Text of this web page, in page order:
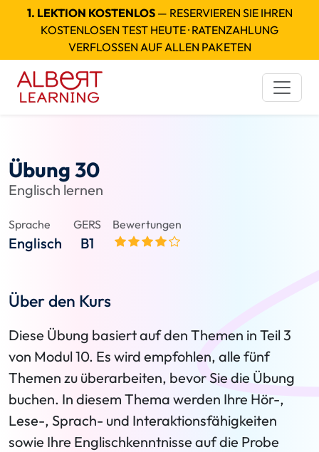
1. LEKTION KOSTENLOS— RESERVIEREN SIE IHREN
KOSTENLOSEN TEST HEUTE · RATENZAHLUNG
VERFLOSSEN AUF ALLEN PAKETEN
Übung 30
Englisch lernen
Sprache
Englisch
GERS
B1
Bewertungen
Über den Kurs
Diese Übung basiert auf den Themen in Teil 3
von Modul 10. Es wird empfohlen, alle fünf
Themen zu überarbeiten, bevor Sie die Übung
buchen. In diesem Thema werden Ihre Hör-,
Lese-, Sprach- und Interaktionsfähigkeiten
sowie Ihre Englischkenntnisse auf die Probe